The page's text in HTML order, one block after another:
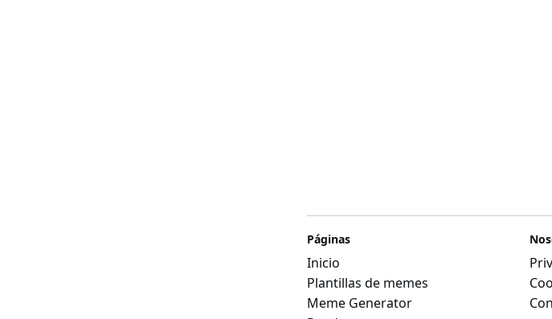
Páginas
Inicio
Plantillas de memes
Meme Generator